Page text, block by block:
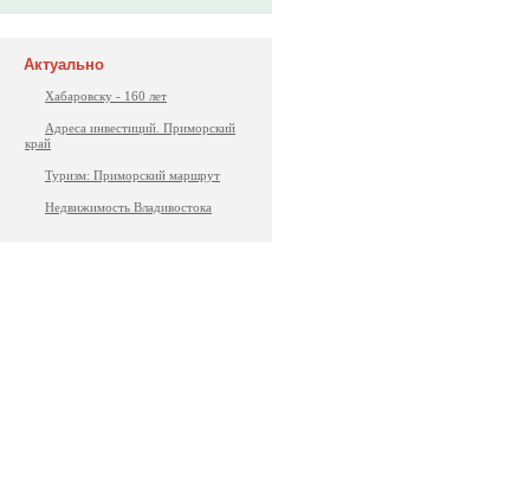
Актуально
Хабаровску - 160 лет
Адреса инвестиций. Приморский
край
Туризм: Приморский маршрут
Недвижимость Владивостока